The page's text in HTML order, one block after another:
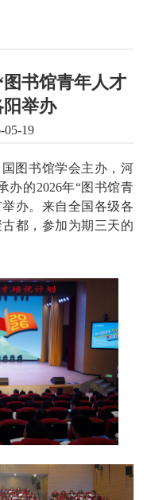
书馆青年人才
举办
05-19
国图书馆学会主办，河
办的2026年“图书馆青
办。来自全国各级各
都，参加为期三天的